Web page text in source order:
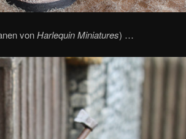
vonHarlequin Miniatures) …